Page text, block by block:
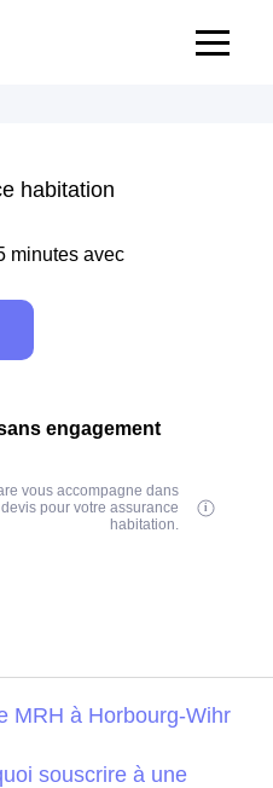
habitation
minutes avec
engagement
vous accompagne dans
pour votre assurance
habitation.
MRH à Horbourg-Wihr
souscrire à une